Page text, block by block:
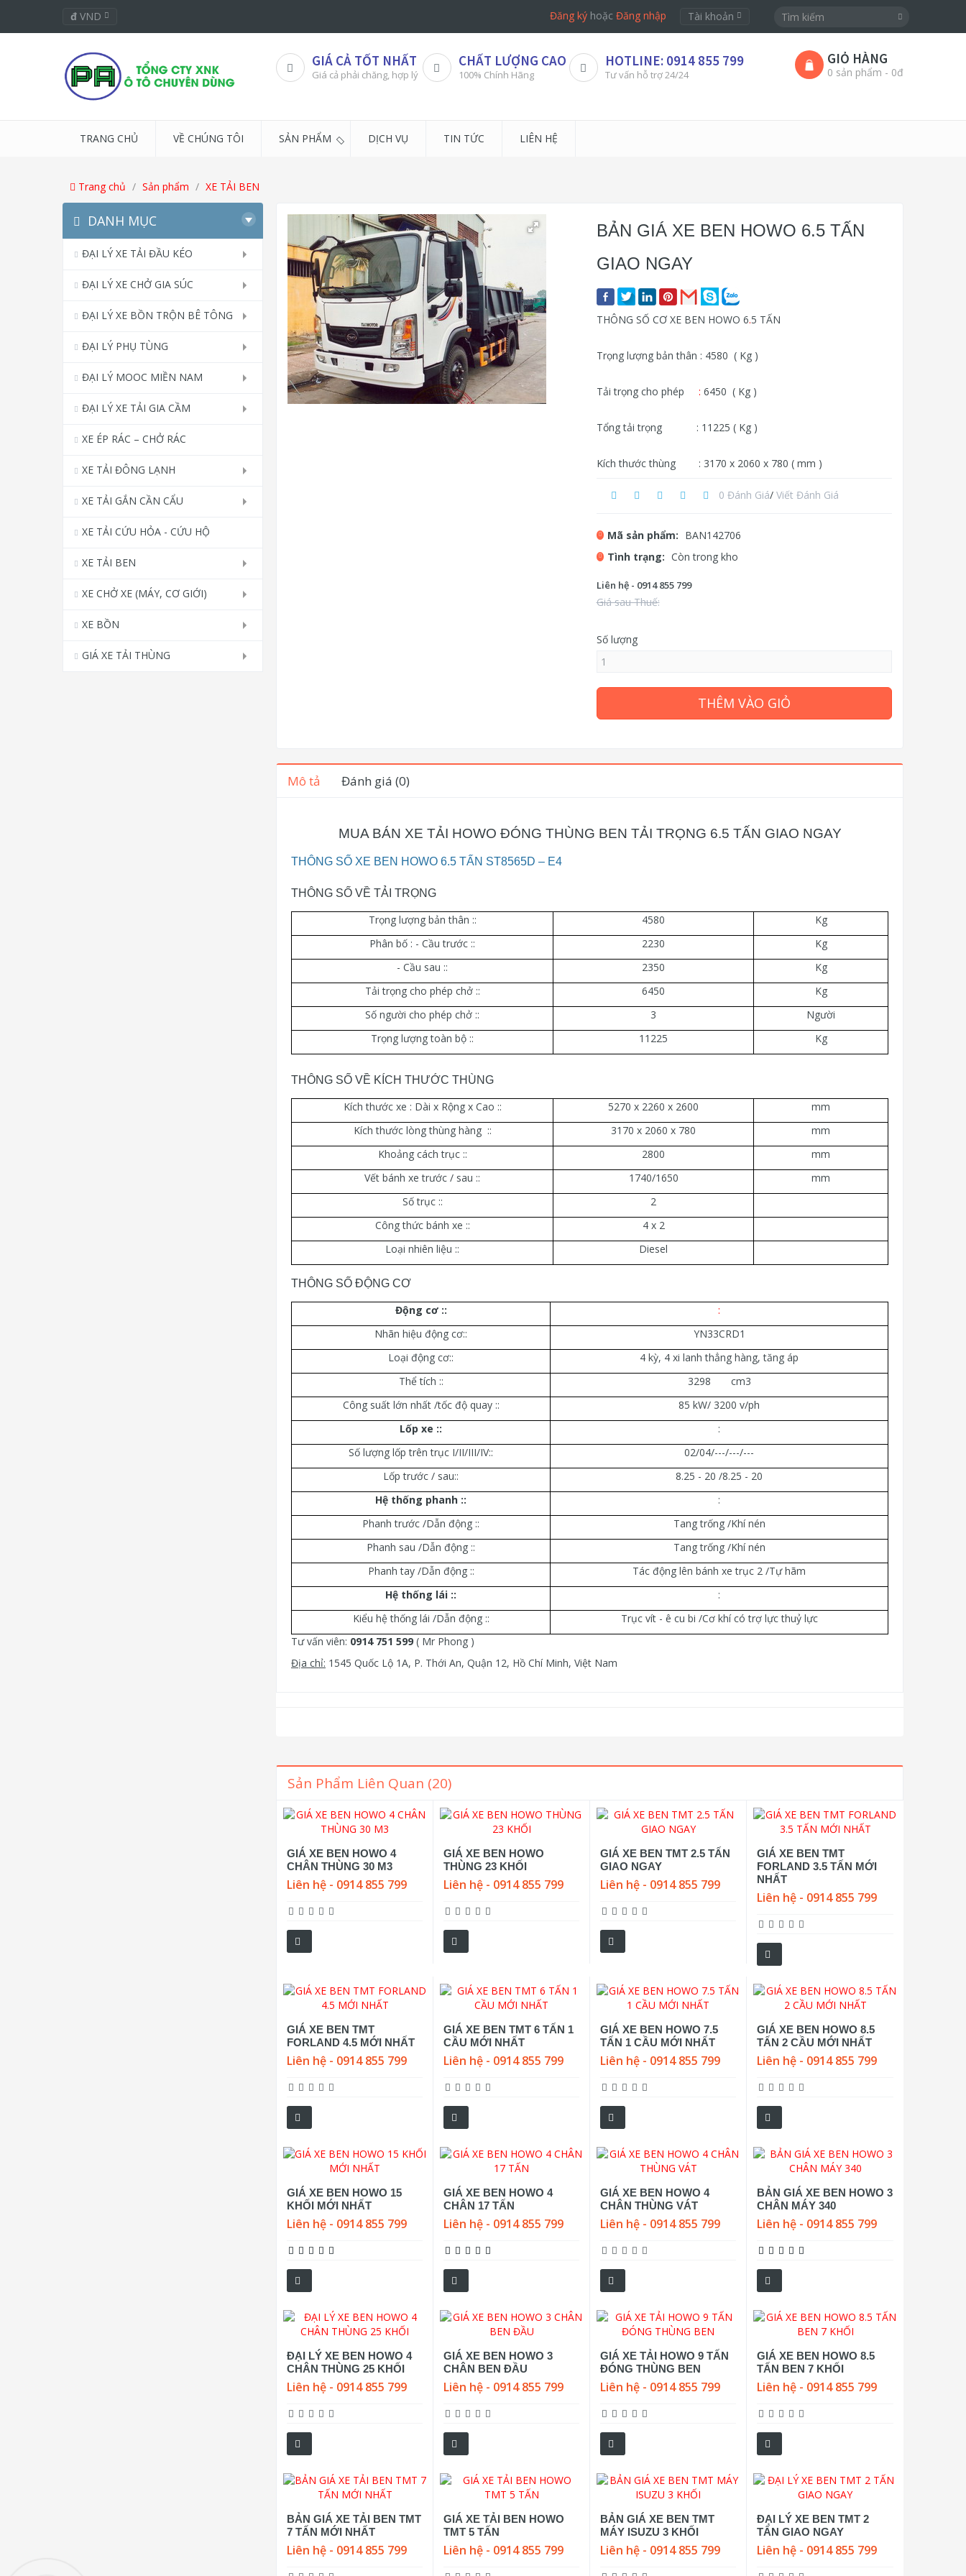
đ VND Đăng ký hoặcĐăng nhập Tài khoản
GIÁ CẢ TỐT NHẤT
Giá cả phải chăng, hợp lý
CHẤT LƯỢNG CAO
100% Chính Hãng
HOTLINE: 0914 855 799
Tư vấn hỗ trợ 24/24
GIỎ HÀNG
0 sản phẩm - 0đ
TRANG CHỦ VỀ CHÚNG TÔI SẢN PHẨM DỊCH VỤ TIN TỨC LIÊN HỆ
Trang chủ Sản phẩm XE TẢI BEN
DANH MỤC
ĐẠI LÝ XE TẢI ĐẦU KÉO
ĐẠI LÝ XE CHỞ GIA SÚC
ĐẠI LÝ XE BỒN TRỘN BÊ TÔNG
ĐẠI LÝ PHỤ TÙNG
ĐẠI LÝ MOOC MIỀN NAM
ĐẠI LÝ XE TẢI GIA CẦM
XE ÉP RÁC – CHỞ RÁC
XE TẢI ĐÔNG LẠNH
XE TẢI GẮN CẦN CẨU
XE TẢI CỨU HỎA - CỨU HỘ
XE TẢI BEN
XE CHỞ XE (MÁY, CƠ GIỚI)
XE BỒN
GIÁ XE TẢI THÙNG
BẢN GIÁ XE BEN HOWO 6.5 TẤN
GIAO NGAY
THÔNG SỐ CƠ XE BEN HOWO 6.5 TẤN
Trọng lượng bản thân : 4580 ( Kg )
Tải trọng cho phép : 6450 ( Kg )
Tổng tải trọng : 11225 ( Kg )
Kích thước thùng : 3170 x 2060 x 780 ( mm )
0 Đánh Giá/ Viết Đánh Giá
Mã sản phẩm: BAN142706
Tình trạng: Còn trong kho
Liên hệ - 0914 855 799
Giá sau Thuế:
Số lượng
THÊM VÀO GIỎ
Mô tả Đánh giá (0)
MUA BÁN XE TẢI HOWO ĐÓNG THÙNG BEN TẢI TRỌNG 6.5 TẤN GIAO NGAY
THÔNG SỐ XE BEN HOWO 6.5 TẤN ST8565D – E4
THÔNG SỐ VỀ TẢI TRỌNG
Trọng lượng bản thân :: 4580
Kg
Phân bố : - Cầu trước ::
2230
Kg
- Cầu sau ::
2350
Kg
Tải trọng cho phép chở ::
6450
Kg
Số người cho phép chở ::
3
Người
Trọng lượng toàn bộ ::
11225 Kg
THÔNG SỐ VỀ KÍCH THƯỚC THÙNG
Kích thước xe : Dài x Rộng x Cao :: 5270 x 2260 x 2600
mm
Kích thước lòng thùng hàng ::
3170 x 2060 x 780
mm
Khoảng cách trục ::
2800
mm
Vết bánh xe trước / sau ::
1740/1650
mm
Số trục ::
2
Công thức bánh xe ::
4 x 2
Loại nhiên liệu ::
Diesel
THÔNG SỐ ĐỘNG CƠ
Động cơ ::
:
Nhãn hiệu động cơ::
YN33CRD1
Loại động cơ::
4 kỳ, 4 xi lanh thẳng hàng, tăng áp
Thể tích ::
3298 cm3
Công suất lớn nhất /tốc độ quay ::
85 kW/ 3200 v/ph
Lốp xe ::
:
Số lượng lốp trên trục I/II/III/IV::
02/04/---/---/---
Lốp trước / sau::
8.25 - 20 /8.25 - 20
Hệ thống phanh ::
:
Phanh trước /Dẫn động ::
Tang trống /Khí nén
Phanh sau /Dẫn động ::
Tang trống /Khí nén
Phanh tay /Dẫn động ::
Tác động lên bánh xe trục 2 /Tự hãm
Hệ thống lái ::
:
Kiểu hệ thống lái /Dẫn động ::
Trục vít - ê cu bi /Cơ khí có trợ lực thuỷ lực
Tư vấn viên: 0914 751 599 ( Mr Phong )
Địa chỉ: 1545 Quốc Lộ 1A, P. Thới An, Quận 12, Hồ Chí Minh, Việt Nam
Sản Phẩm Liên Quan (20)
GIÁ XE BEN HOWO 4
CHÂN THÙNG 30 M3
Liên hệ - 0914 855 799
GIÁ XE BEN HOWO
THÙNG 23 KHỐI
Liên hệ - 0914 855 799
GIÁ XE BEN TMT 2.5 TẤN
GIAO NGAY
Liên hệ - 0914 855 799
GIÁ XE BEN TMT
FORLAND 3.5 TẤN MỚI
NHẤT
Liên hệ - 0914 855 799
GIÁ XE BEN TMT
FORLAND 4.5 MỚI NHẤT
Liên hệ - 0914 855 799
GIÁ XE BEN TMT 6 TẤN 1
CẦU MỚI NHẤT
Liên hệ - 0914 855 799
GIÁ XE BEN HOWO 7.5
TẤN 1 CẦU MỚI NHẤT
Liên hệ - 0914 855 799
GIÁ XE BEN HOWO 8.5
TẤN 2 CẦU MỚI NHẤT
Liên hệ - 0914 855 799
GIÁ XE BEN HOWO 15
KHỐI MỚI NHẤT
Liên hệ - 0914 855 799
GIÁ XE BEN HOWO 4
CHÂN 17 TẤN
Liên hệ - 0914 855 799
GIÁ XE BEN HOWO 4
CHÂN THÙNG VÁT
Liên hệ - 0914 855 799
BẢN GIÁ XE BEN HOWO 3
CHÂN MÁY 340
Liên hệ - 0914 855 799
ĐẠI LÝ XE BEN HOWO 4
CHÂN THÙNG 25 KHỐI
Liên hệ - 0914 855 799
GIÁ XE BEN HOWO 3
CHÂN BEN ĐẦU
Liên hệ - 0914 855 799
GIÁ XE TẢI HOWO 9 TẤN
ĐÓNG THÙNG BEN
Liên hệ - 0914 855 799
GIÁ XE BEN HOWO 8.5
TẤN BEN 7 KHỐI
Liên hệ - 0914 855 799
BẢN GIÁ XE TẢI BEN TMT
7 TẤN MỚI NHẤT
Liên hệ - 0914 855 799
GIÁ XE TẢI BEN HOWO
TMT 5 TẤN
Liên hệ - 0914 855 799
BẢN GIÁ XE BEN TMT
MÁY ISUZU 3 KHỐI
Liên hệ - 0914 855 799
ĐẠI LÝ XE BEN TMT 2
TẤN GIAO NGAY
Liên hệ - 0914 855 799